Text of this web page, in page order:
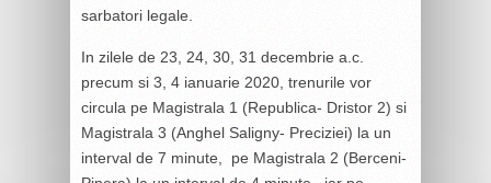
sarbatori legale.
In zilele de 23, 24, 30, 31 decembrie a.c.
precum si 3, 4 ianuarie 2020, trenurile vor
circula pe Magistrala 1 (Republica- Dristor 2) si
Magistrala 3 (Anghel Saligny- Preciziei) la un
interval de 7 minute, pe Magistrala 2 (Berceni-